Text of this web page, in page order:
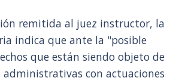
remitida al juez instructor, la
indica que ante la "posible
que están siendo objeto de
administrativas con actuaciones